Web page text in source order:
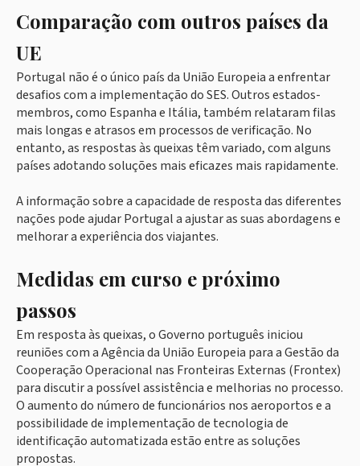
Comparação com outros países da
UE
Portugal não é o único país da União Europeia a enfrentar
desafios com a implementação do SES. Outros estados-
membros, como Espanha e Itália, também relataram filas
mais longas e atrasos em processos de verificação. No
entanto, as respostas às queixas têm variado, com alguns
países adotando soluções mais eficazes mais rapidamente.
A informação sobre a capacidade de resposta das diferentes
nações pode ajudar Portugal a ajustar as suas abordagens e
melhorar a experiência dos viajantes.
Medidas em curso e próximo
passos
Em resposta às queixas, o Governo português iniciou
reuniões com a Agência da União Europeia para a Gestão da
Cooperação Operacional nas Fronteiras Externas (Frontex)
para discutir a possível assistência e melhorias no processo.
O aumento do número de funcionários nos aeroportos e a
possibilidade de implementação de tecnologia de
identificação automatizada estão entre as soluções
propostas.